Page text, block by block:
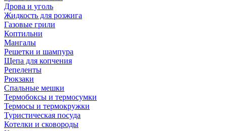
Дрова и уголь
Жидкость для розжига
Газовые грили
Коптильни
Мангалы
Решетки и шампура
Щепа для копчения
Репеленты
Рюкзаки
Спальные мешки
Термобоксы и термосумки
Термосы и термокружки
Туристическая посуда
Котелки и сковороды